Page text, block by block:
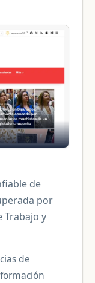
de
por
Trabajo y
de